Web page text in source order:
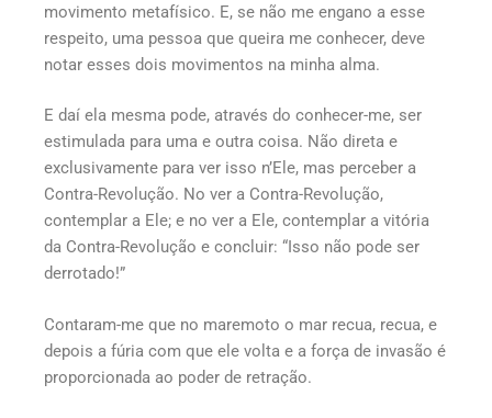
movimento metafísico. E, se não me engano a esse
respeito, uma pessoa que queira me conhecer, deve
notar esses dois movimentos na minha alma.
E daí ela mesma pode, através do conhecer-me, ser
estimulada para uma e outra coisa. Não direta e
exclusivamente para ver isso n’Ele, mas perceber a
Contra-Revolução. No ver a Contra-Revolução,
contemplar a Ele; e no ver a Ele, contemplar a vitória
da Contra-Revolução e concluir: “Isso não pode ser
derrotado!”
Contaram-me que no maremoto o mar recua, recua, e
depois a fúria com que ele volta e a força de invasão é
proporcionada ao poder de retração.